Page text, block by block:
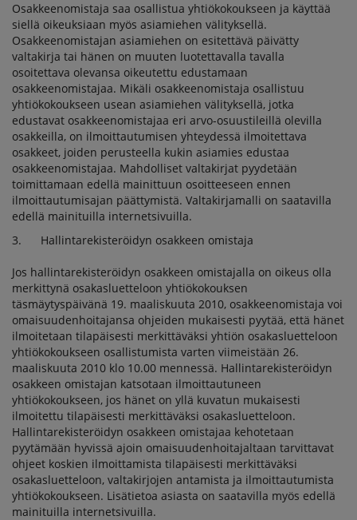
Osakkeenomistaja saa osallistua yhtiökokoukseen ja käyttää
siellä oikeuksiaan myös asiamiehen välityksellä.
Osakkeenomistajan asiamiehen on esitettävä päivätty
valtakirja tai hänen on muuten luotettavalla tavalla
osoitettava olevansa oikeutettu edustamaan
osakkeenomistajaa. Mikäli osakkeenomistaja osallistuu
yhtiökokoukseen usean asiamiehen välityksellä, jotka
edustavat osakkeenomistajaa eri arvo-osuustileillä olevilla
osakkeilla, on ilmoittautumisen yhteydessä ilmoitettava
osakkeet, joiden perusteella kukin asiamies edustaa
osakkeenomistajaa. Mahdolliset valtakirjat pyydetään
toimittamaan edellä mainittuun osoitteeseen ennen
ilmoittautumisajan päättymistä. Valtakirjamalli on saatavilla
edellä mainituilla internetsivuilla.
3. Hallintarekisteröidyn osakkeen omistaja
Jos hallintarekisteröidyn osakkeen omistajalla on oikeus olla
merkittynä osakasluetteloon yhtiökokouksen
täsmäytyspäivänä 19. maaliskuuta 2010, osakkeenomistaja voi
omaisuudenhoitajansa ohjeiden mukaisesti pyytää, että hänet
ilmoitetaan tilapäisesti merkittäväksi yhtiön osakasluetteloon
yhtiökokoukseen osallistumista varten viimeistään 26.
maaliskuuta 2010 klo 10.00 mennessä. Hallintarekisteröidyn
osakkeen omistajan katsotaan ilmoittautuneen
yhtiökokoukseen, jos hänet on yllä kuvatun mukaisesti
ilmoitettu tilapäisesti merkittäväksi osakasluetteloon.
Hallintarekisteröidyn osakkeen omistajaa kehotetaan
pyytämään hyvissä ajoin omaisuudenhoitajaltaan tarvittavat
ohjeet koskien ilmoittamista tilapäisesti merkittäväksi
osakasluetteloon, valtakirjojen antamista ja ilmoittautumista
yhtiökokoukseen. Lisätietoa asiasta on saatavilla myös edellä
mainituilla internetsivuilla.